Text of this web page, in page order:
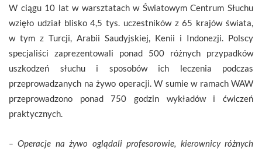
W ciągu 10 lat w warsztatach w Światowym Centrum Słuchu
wzięło udział blisko 4,5 tys. uczestników z 65 krajów świata,
w tym z Turcji, Arabii Saudyjskiej, Kenii i Indonezji. Polscy
specjaliści zaprezentowali ponad 500 różnych przypadków
uszkodzeń słuchu i sposobów ich leczenia podczas
przeprowadzanych na żywo operacji. W sumie w ramach WAW
przeprowadzono ponad 750 godzin wykładów i ćwiczeń
praktycznych.
– Operacje na żywo oglądali profesorowie, kierownicy różnych